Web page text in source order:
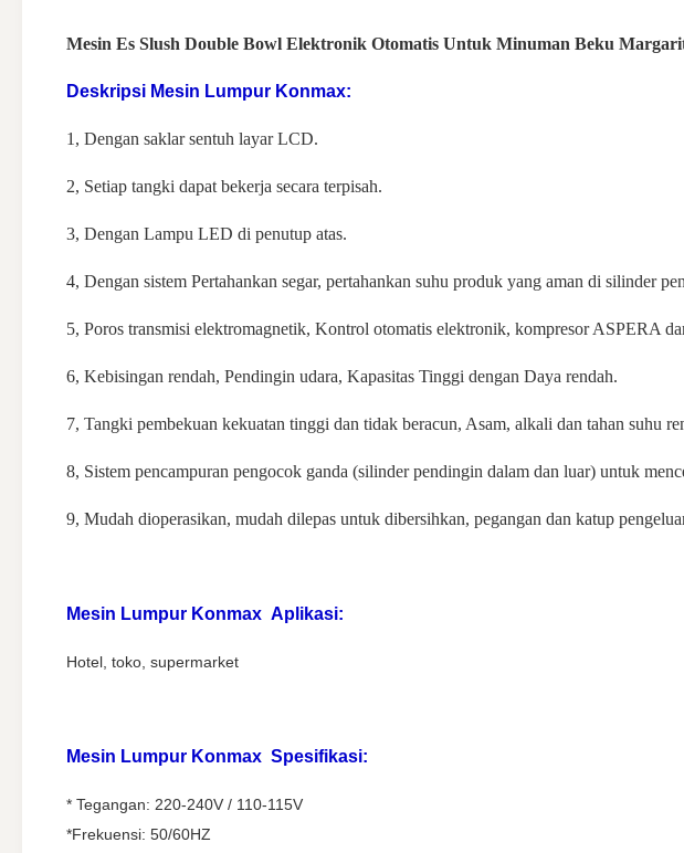
Mesin Es Slush Double Bowl Elektronik Otomatis Untuk Minuman Beku
Deskripsi Mesin Lumpur Konmax:
1, Dengan saklar sentuh layar LCD.
2, Setiap tangki dapat bekerja secara terpisah.
3, Dengan Lampu LED di penutup atas.
4, Dengan sistem Pertahankan segar, pertahankan suhu produk yang aman di silinder
5, Poros transmisi elektromagnetik, Kontrol otomatis elektronik, kompresor ASPERA
6, Kebisingan rendah, Pendingin udara, Kapasitas Tinggi dengan Daya rendah.
7, Tangki pembekuan kekuatan tinggi dan tidak beracun, Asam, alkali dan tahan suhu
8, Sistem pencampuran pengocok ganda (silinder pendingin dalam dan luar) untuk
9, Mudah dioperasikan, mudah dilepas untuk dibersihkan, pegangan dan katup
Mesin Lumpur Konmax Aplikasi:
Hotel, toko, supermarket
Mesin Lumpur Konmax Spesifikasi:
* Tegangan: 220-240V / 110-115V
*Frekuensi: 50/60HZ